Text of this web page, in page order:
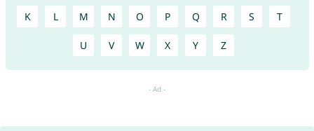
K L M N O P Q R S T
U V W X Y Z